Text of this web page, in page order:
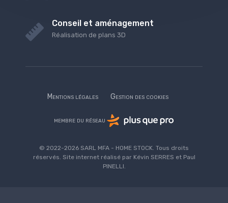
Conseil et aménagement
Réalisation de plans 3D
Mentions légales Gestion des cookies
membre du réseau
© 2022-2026 SARL MFA - HOME STOCK. Tous droits
réservés. Site internet réalisé par Kévin SERRES et Paul
PINELLI.